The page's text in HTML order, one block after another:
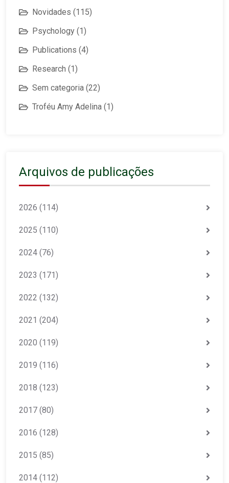
Novidades (115)
Psychology (1)
Publications (4)
Research (1)
Sem categoria (22)
Troféu Amy Adelina (1)
Arquivos de publicações
2026 (114)
2025 (110)
2024 (76)
2023 (171)
2022 (132)
2021 (204)
2020 (119)
2019 (116)
2018 (123)
2017 (80)
2016 (128)
2015 (85)
2014 (112)